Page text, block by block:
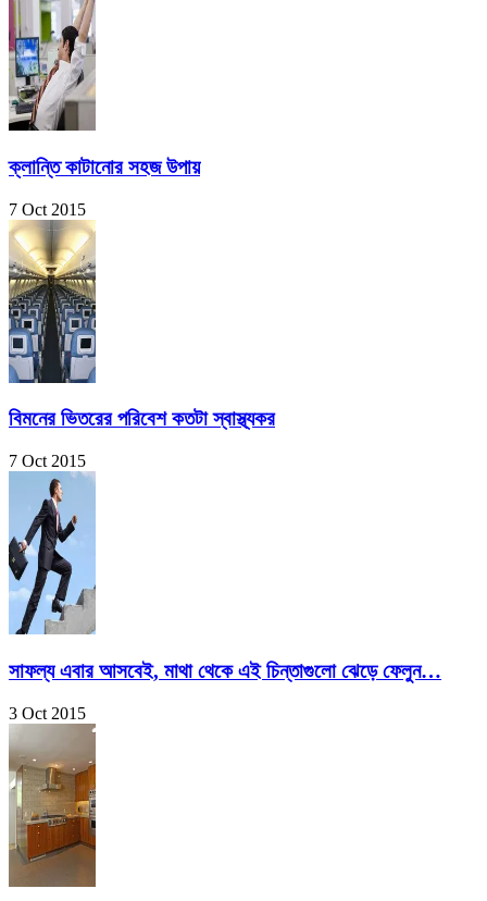
ক্লান্তি কাটানোর সহজ উপায়
7 Oct 2015
বিমনের ভিতরের পরিবেশ কতটা স্বাস্থ্যকর
7 Oct 2015
সাফল্য এবার আসবেই, মাথা থেকে এই চিন্তাগুলো ঝেড়ে ফেলুন…
3 Oct 2015